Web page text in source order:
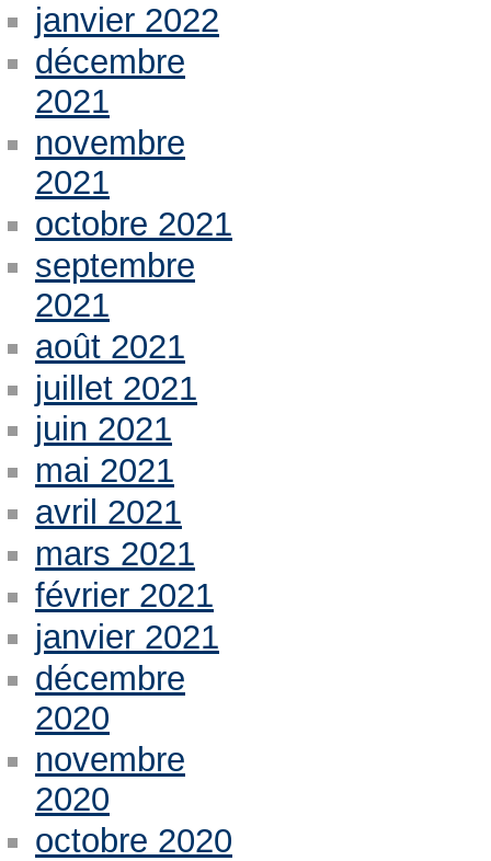
janvier 2022
décembre
2021
novembre
2021
octobre 2021
septembre
2021
août 2021
juillet 2021
juin 2021
mai 2021
avril 2021
mars 2021
février 2021
janvier 2021
décembre
2020
novembre
2020
octobre 2020